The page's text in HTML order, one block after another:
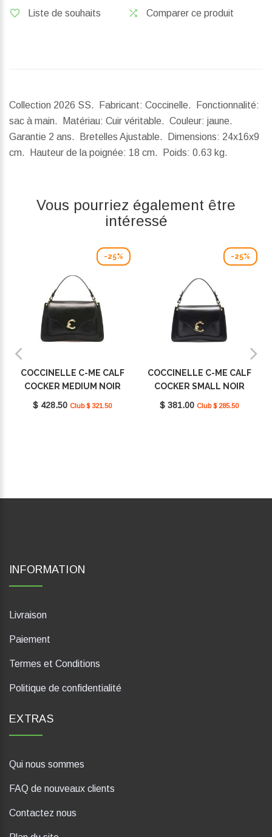
Liste de souhaits Comparer ce produit
Collection 2026 SS. Fabricant: Coccinelle. Fonctionnalité:
sac à main. Matériau: Cuir véritable. Couleur: jaune.
Garantie 2 ans. Bretelles Ajustable.
Dimensions: 24x16x9
cm.
Hauteur de la poignée: 18 cm. Poids: 0.63 kg.
Vous pourriez également être
intéressé
-25%
COCCINELLE C-ME CALF
COCKER MEDIUM NOIR
E1SSK180101_001
$ 428.50 Club $ 321.50
-25%
COCCINELLE C-ME CALF
COCKER SMALL NOIR
E1SSK180201_001
$ 381.00 Club $ 285.50
INFORMATION
Livraison
Paiement
Termes et Conditions
Politique de confidentialité
EXTRAS
Qui nous sommes
FAQ de nouveaux clients
Contactez nous